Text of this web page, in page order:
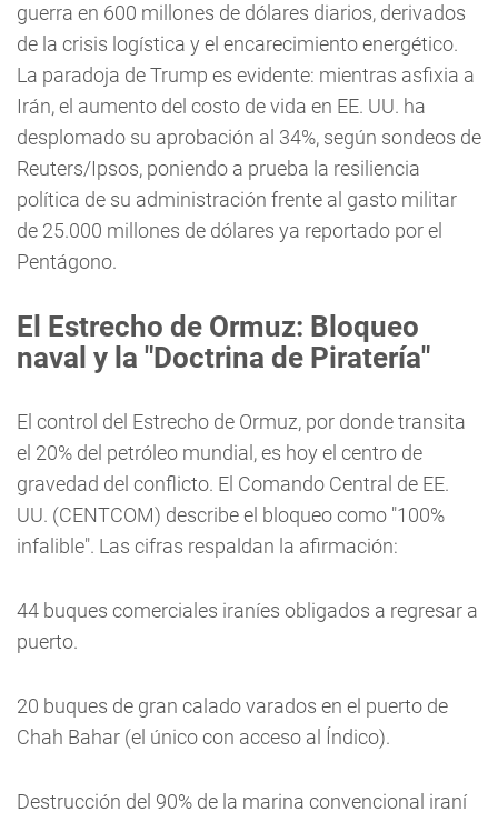
guerra en 600 millones de dólares diarios, derivados
de la crisis logística y el encarecimiento energético.
La paradoja de Trump es evidente: mientras asfixia a
Irán, el aumento del costo de vida en EE. UU. ha
desplomado su aprobación al 34%, según sondeos de
Reuters/Ipsos, poniendo a prueba la resiliencia
política de su administración frente al gasto militar
de 25.000 millones de dólares ya reportado por el
Pentágono.
El Estrecho de Ormuz: Bloqueo
naval y la "Doctrina de Piratería"
El control del Estrecho de Ormuz, por donde transita
el 20% del petróleo mundial, es hoy el centro de
gravedad del conflicto. El Comando Central de EE.
UU. (CENTCOM) describe el bloqueo como "100%
infalible". Las cifras respaldan la afirmación:
44 buques comerciales iraníes obligados a regresar a
puerto.
20 buques de gran calado varados en el puerto de
Chah Bahar (el único con acceso al Índico).
Destrucción del 90% de la marina convencional iraní